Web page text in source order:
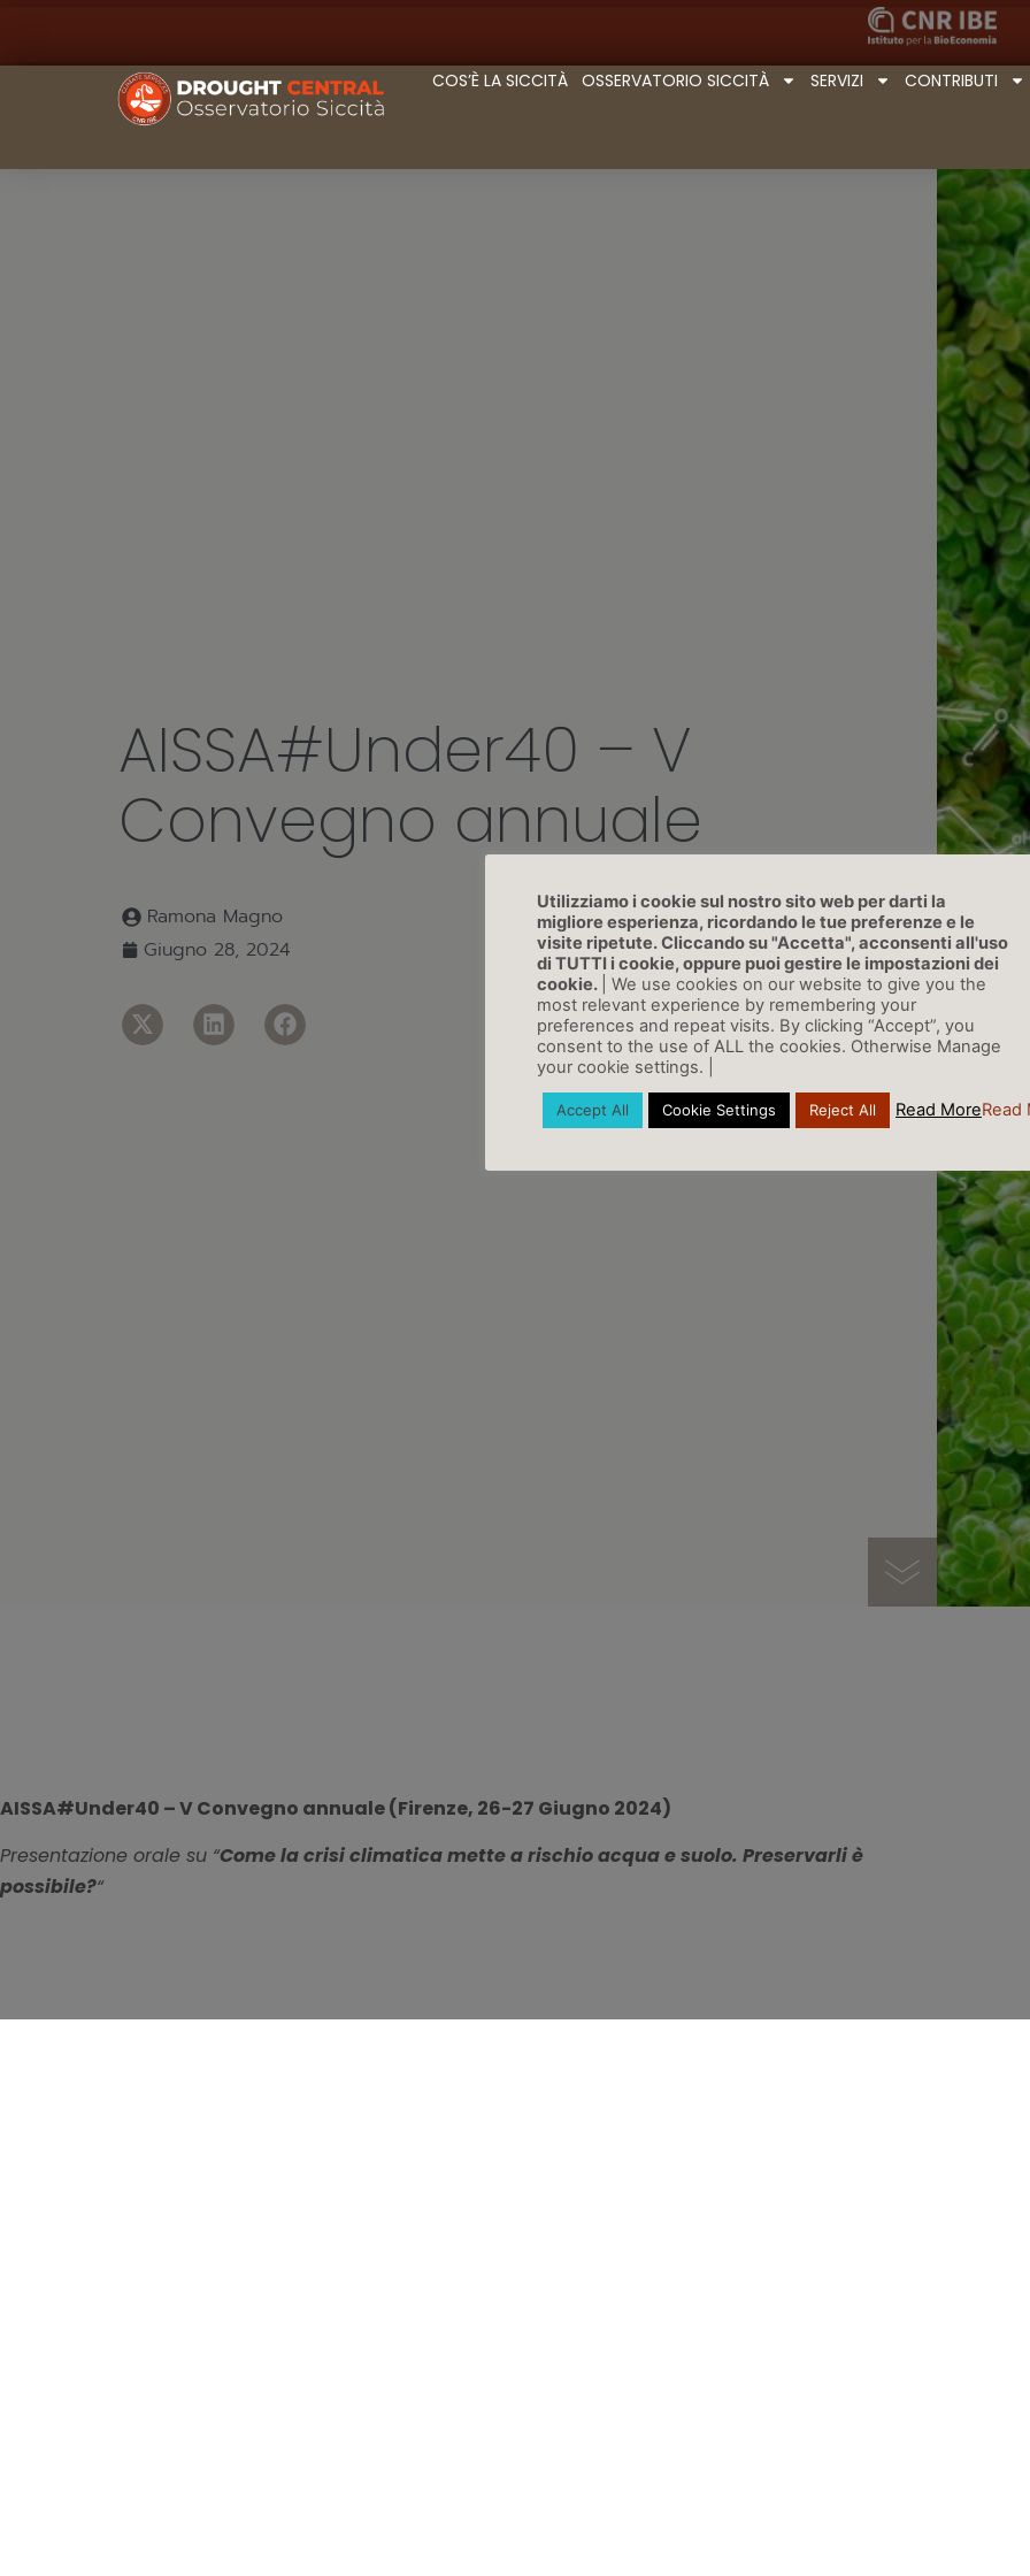
COS’È LA SICCITÀ OSSERVATORIO SICCITÀ SERVIZI CONTRIBUTI
AISSA#Under40 – V
Convegno annuale
Ramona Magno
Giugno 28, 2024
AISSA#Under40 – V Convegno annuale (Firenze, 26-27 Giugno 2024)
Presentazione orale su “Come la crisi climatica mette a rischio acqua e suolo. Preservarli è
possibile?“
Utilizziamo i cookie sul nostro sito web per darti la
migliore esperienza, ricordando le tue preferenze e le
visite ripetute. Cliccando su "Accetta", acconsenti all'uso
di TUTTI i cookie, oppure puoi gestire le impostazioni dei
cookie.
| We use cookies on our website to give you the
most relevant experience by remembering your
preferences and repeat visits. By clicking “Accept”, you
consent to the use of ALL the cookies. Otherwise Manage
your cookie settings. |
Accept All Cookie Settings Reject All Read MoreRead